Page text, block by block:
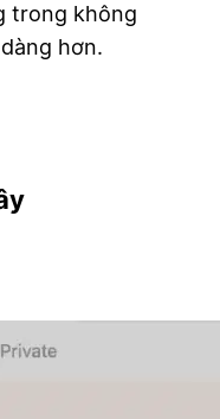
trong không
hơn.